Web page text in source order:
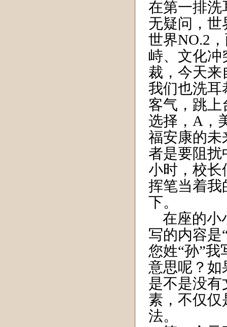
在第一排洗
无疑问，世
世界NO.2
峙、文化冲
裁，今天来
我们也洗耳
客气，跳上
选择，A，
福安康的未
者是要阻扰
小时，校长
挥笔当着我
下。
在座的小
写的内容是
您姓“孙”我
意思呢？如
是不是没有
素，不仅仅
法。